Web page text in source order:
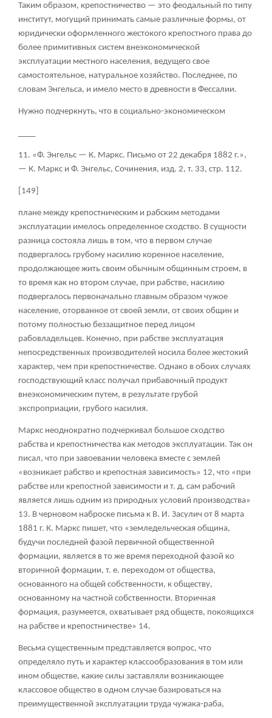
Таким образом, крепостничество — это феодальный по типу
институт, могущий принимать самые различные формы, от
юридически оформленного жестокого крепостного права до
более примитивных систем внеэкономической
эксплуатации местного населения, ведущего свое
самостоятельное, натуральное хозяйство. Последнее, по
словам Энгельса, и имело место в древности в Фессалии.
Нужно подчеркнуть, что в социально-экономическом
11. «Ф. Энгельс — К. Маркс. Письмо от 22 декабря 1882 г.»,
— К. Маркс и Ф. Энгельс, Сочинения, изд. 2, т. 33, стр. 112.
[149]
плане между крепостническим и рабским методами
эксплуатации имелось определенное сходство. В сущности
разница состояла лишь в том, что в первом случае
подвергалось грубому насилию коренное население,
продолжающее жить своим обычным общинным строем, в
то время как но втором случае, при рабстве, насилию
подвергалось первоначально главным образом чужое
население, оторванное от своей земли, от своих общин и
потому полностью беззащитное перед лицом
рабовладельцев. Конечно, при рабстве эксплуатация
непосредственных производителей носила более жестокий
характер, чем при крепостничестве. Однако в обоих случаях
господствующий класс получал прибавочный продукт
внеэкономическим путем, в результате грубой
экспроприации, грубого насилия.
Маркс неоднократно подчеркивал большое сходство
рабства и крепостничества как методов эксплуатации. Так он
писал, что при завоевании человека вместе с землей
«возникает рабство и крепостная зависимость» 12, что «при
рабстве или крепостной зависимости и т. д. сам рабочий
является лишь одним из природных условий производства»
13. В черновом наброске письма к В. И. Засулич от 8 марта
1881 г. К. Маркс пишет, что «земледельческая община,
будучи последней фазой первичной общественной
формации, является в то же время переходной фазой ко
вторичной формации, т. е. переходом от общества,
основанного на общей собственности, к обществу,
основанному на частной собственности. Вторичная
формация, разумеется, охватывает ряд обществ, покоящихся
на рабстве и крепостничестве» 14.
Весьма существенным представляется вопрос, что
определяло путь и характер классообразования в том или
ином обществе, какие силы заставляли возникающее
классовое общество в одном случае базироваться на
преимущественной эксплуатации труда чужака-раба,